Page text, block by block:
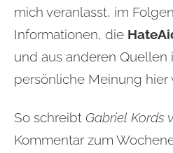
mich veranlasst, im
Informationen, die
und aus anderen
persönliche Meinung hier
So schreibt Gabriel Kords
Kommentar zum